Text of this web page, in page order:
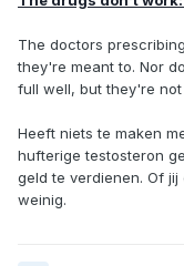
The doctors
they're meant to. Nor
full well, but they're not
Heeft niets te maken
hufterige testosteron
geld te verdienen. Of
weinig.